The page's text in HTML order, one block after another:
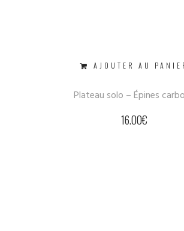
AJOUTER AU
Plateau solo – Épines
16.00€